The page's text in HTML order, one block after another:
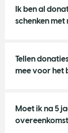
Ik ben al
schenken met
Tellen
mee voor het
Moet ik na 5